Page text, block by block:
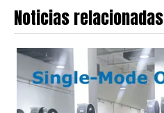
Noticias relacionadas